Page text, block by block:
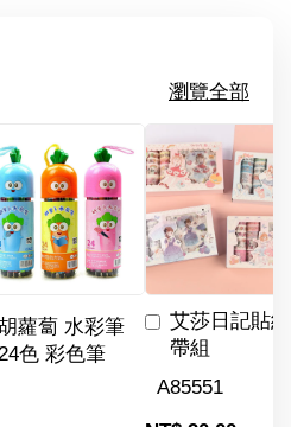
瀏覽全部
蘿蔔 水彩筆
24色 彩色筆
艾莎日記貼
帶組